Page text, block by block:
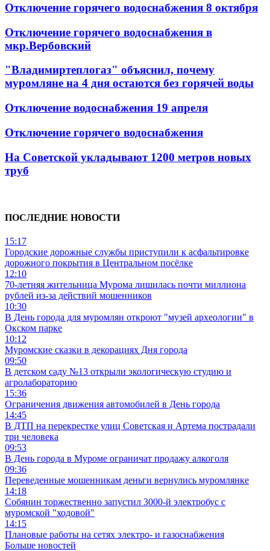
Отключение горячего водоснабжения 8 октября
Отключение горячего водоснабжения в
мкр.Вербовский
"Владимиртеплогаз" объяснил, почему
муромляне на 4 дня остаются без горячей воды
Отключение водоснабжения 19 апреля
Отключение горячего водоснабжения
На Советской укладывают 1200 метров новых
труб
ПОСЛЕДНИЕ НОВОСТИ
15:17
Городские дорожные службы приступили к асфальтировке
дорожного покрытия в Центральном посёлке
12:10
70-летняя жительница Мурома лишилась почти миллиона
рублей из-за действий мошенников
10:30
В День города для муромлян откроют "музей археологии" в
Окском парке
10:12
Муромские сказки в декорациях Дня города
09:50
В детском саду №13 открыли экологическую студию и
агролабораторию
15:36
Ограничения движения автомобилей в День города
14:45
В ДТП на перекрестке улиц Советская и Артема пострадали
три человека
09:53
В День города в Муроме ограничат продажу алкоголя
09:36
Переведенные мошенникам деньги вернулись муромлянке
14:18
Собянин торжественно запустил 3000-й электробус с
муромской "ходовой"
14:15
Плановые работы на сетях электро- и газоснабжения
Больше новостей